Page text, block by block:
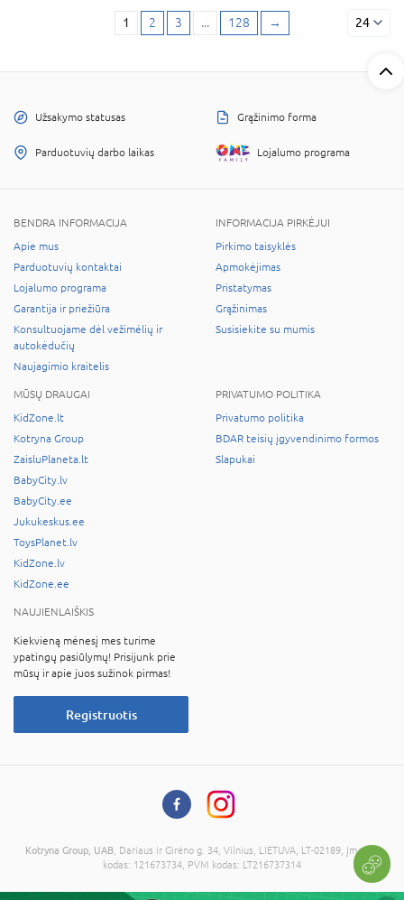
1 2 3 ... 128 → 24
Užsakymo statusas Grąžinimo forma
Parduotuvių darbo laikas Lojalumo programa
BENDRA INFORMACIJA
Apie mus
Parduotuvių kontaktai
Lojalumo programa
Garantija ir priežiūra
Konsultuojame dėl vežimėlių ir
autokėdučių
Naujagimio kraitelis
INFORMACIJA PIRKĖJUI
Pirkimo taisyklės
Apmokėjimas
Pristatymas
Grąžinimas
Susisiekite su mumis
MŪSŲ DRAUGAI
KidZone.lt
Kotryna Group
ZaisluPlaneta.lt
BabyCity.lv
BabyCity.ee
Jukukeskus.ee
ToysPlanet.lv
KidZone.lv
KidZone.ee
PRIVATUMO POLITIKA
Privatumo politika
BDAR teisių įgyvendinimo formos
Slapukai
NAUJIENLAIŠKIS
Kiekvieną mėnesį mes turime
ypatingų pasiūlymų! Prisijunk prie
mūsų ir apie juos sužinok pirmas!
Registruotis
Kotryna Group, UAB , Dariaus ir Girėno g. 34, Vilnius, LIETUVA, LT-02189, Įmonės
kodas: 121673734, PVM kodas: LT216737314
© 2026 Visos teisės saugomos. Kopijuoti informaciją be administracijos sutikimo